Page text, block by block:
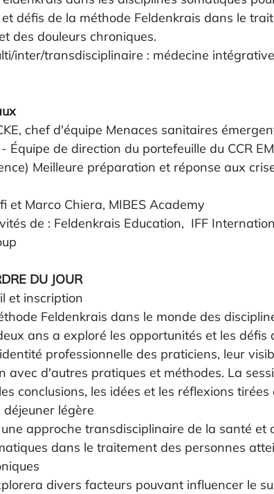
défis de la méthode Feldenkrais dans le
des douleurs chroniques.
inter/transdisciplinaire : médecine
chef d'équipe Menaces sanitaires
Équipe de direction du portefeuille du CCR
Meilleure préparation et réponse aux
et Marco Chiera, MIBES Academy
de : Feldenkrais Education,  IFF
DU JOUR
et inscription
Feldenkrais dans le monde des
ans a exploré les opportunités et les défis
professionnelle des praticiens, leur
avec d'autres pratiques et méthodes. La
conclusions, les idées et les réflexions
légère
une approche transdisciplinaire de la santé et
dans le traitement des personnes
divers facteurs pouvant influencer le